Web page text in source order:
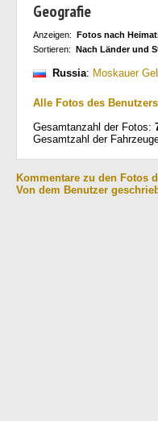
Geografie
Anzeigen: Fotos nach
Sortieren: Nach Länder und
Russia: Moskauer
Alle Fotos des
Gesamtanzahl der Fotos:
Gesamtzahl der
Kommentare zu den Fotos
Von dem Benutzer